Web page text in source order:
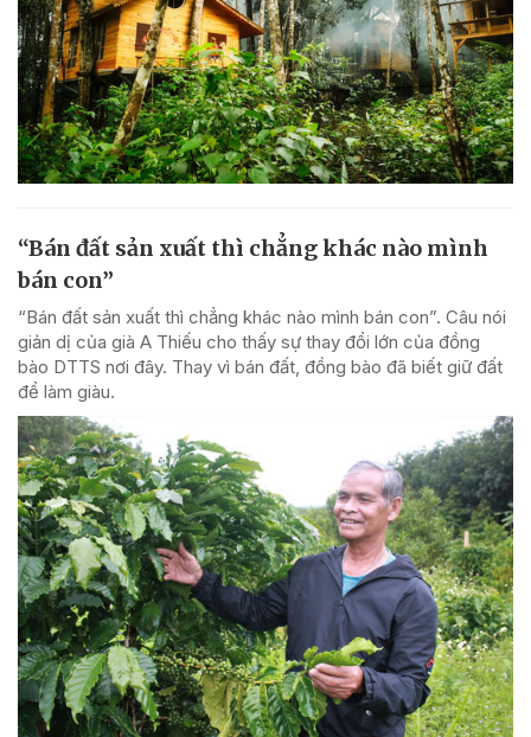
“Bán đất sản xuất thì chẳng khác nào mình
bán con”
“Bán đất sản xuất thì chẳng khác nào mình bán con”. Câu nói
giản dị của già A Thiếu cho thấy sự thay đổi lớn của đồng
bào DTTS nơi đây. Thay vì bán đất, đồng bào đã biết giữ đất
để làm giàu.